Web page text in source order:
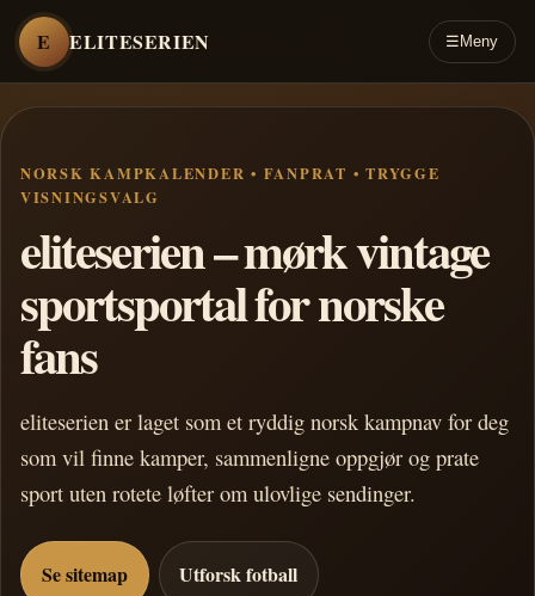
E ELITESERIEN ☰ Meny
NORSK KAMPKALENDER • FANPRAT • TRYGGE
VISNINGSVALG
eliteserien – mørk vintage
sportsportal for norske
fans
eliteserien er laget som et ryddig norsk kampnav for deg
som vil finne kamper, sammenligne oppgjør og prate
sport uten rotete løfter om ulovlige sendinger.
Se sitemap Utforsk fotball